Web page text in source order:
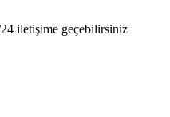
iletişime geçebilirsiniz